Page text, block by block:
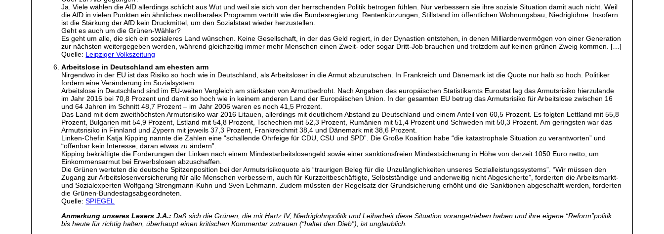
Ja. Viele wählen die AfD allerdings schlicht aus Wut und weil sie sich von der herrschenden Politik betrogen fühlen. Nur verbessern sie ihre soziale Situation damit auch nicht. Weil
die AfD in vielen Punkten ein ähnliches neoliberales Programm vertritt wie die Bundesregierung: Rentenkürzungen, Stillstand im öffentlichen Wohnungsbau, Niedriglöhne. Insofern
ist die Stärkung der AfD kein Druckmittel, um den Sozialstaat wieder herzustellen.
Geht es auch um die Grünen-Wähler?
Es geht um alle, die sich ein sozialeres Land wünschen. Keine Gesellschaft, in der das Geld regiert, in der Dynastien entstehen, in denen Milliardenvermögen von einer Generation
zur nächsten weitergegeben werden, während gleichzeitig immer mehr Menschen einen Zweit- oder sogar Dritt-Job brauchen und trotzdem auf keinen grünen Zweig kommen. […]
Quelle: Leipziger Volkszeitung
Arbeitslose in Deutschland am ehesten arm
Nirgendwo in der EU ist das Risiko so hoch wie in Deutschland, als Arbeitsloser in die Armut abzurutschen. In Frankreich und Dänemark ist die Quote nur halb so hoch. Politiker
fordern eine Veränderung im Sozialsystem.
Arbeitslose in Deutschland sind im EU-weiten Vergleich am stärksten von Armutbedroht. Nach Angaben des europäischen Statistikamts Eurostat lag das Armutsrisiko hierzulande
im Jahr 2016 bei 70,8 Prozent und damit so hoch wie in keinem anderen Land der Europäischen Union. In der gesamten EU betrug das Armutsrisiko für Arbeitslose zwischen 16
und 64 Jahren im Schnitt 48,7 Prozent – im Jahr 2006 waren es noch 41,5 Prozent.
Das Land mit dem zweithöchsten Armutsrisiko war 2016 Litauen, allerdings mit deutlichem Abstand zu Deutschland und einem Anteil von 60,5 Prozent. Es folgten Lettland mit 55,8
Prozent, Bulgarien mit 54,9 Prozent, Estland mit 54,8 Prozent, Tschechien mit 52,3 Prozent, Rumänien mit 51,4 Prozent und Schweden mit 50,3 Prozent. Am geringsten war das
Armutsrisiko in Finnland und Zypern mit jeweils 37,3 Prozent, Frankreichmit 38,4 und Dänemark mit 38,6 Prozent.
Linken-Chefin Katja Kipping nannte die Zahlen eine “schallende Ohrfeige für CDU, CSU und SPD”. Die Große Koalition habe “die katastrophale Situation zu verantworten” und
“offenbar kein Interesse, daran etwas zu ändern”.
Kipping bekräftigte die Forderungen der Linken nach einem Mindestarbeitslosengeld sowie einer sanktionsfreien Mindestsicherung in Höhe von derzeit 1050 Euro netto, um
Einkommensarmut bei Erwerbslosen abzuschaffen.
Die Grünen werteten die deutsche Spitzenposition bei der Armutsrisikoquote als “traurigen Beleg für die Unzulänglichkeiten unseres Sozialleistungssystems”. “Wir müssen den
Zugang zur Arbeitslosenversicherung für alle Menschen verbessern, auch für Kurzzeitbeschäftigte, Selbstständige und anderweitig nicht Abgesicherte”, forderten die Arbeitsmarkt-
und Sozialexperten Wolfgang Strengmann-Kuhn und Sven Lehmann. Zudem müssten der Regelsatz der Grundsicherung erhöht und die Sanktionen abgeschafft werden, forderten
die Grünen-Bundestagsabgeordneten.
Quelle:SPIEGEL
Anmerkung unseres Lesers J.A.: Daß sich die Grünen, die mit Hartz IV, Niedriglohnpolitik und Leiharbeit diese Situation vorangetrieben haben und ihre eigene “Reform”politik
bis heute für richtig halten, überhaupt einen kritischen Kommentar zutrauen (“haltet den Dieb”), ist unglaublich.